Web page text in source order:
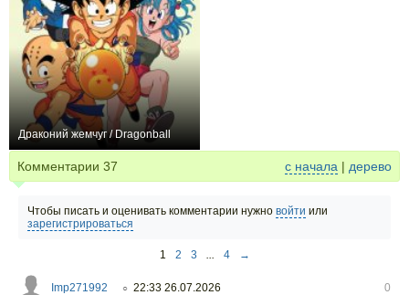
Драконий жемчуг / Dragonball
Комментарии 37 с начала | дерево
Чтобы писать и оценивать комментарии нужно войти или
зарегистрироваться
1 2 3 ... 4 →
Imp271992 ○ 22:33 26.07.2026
0